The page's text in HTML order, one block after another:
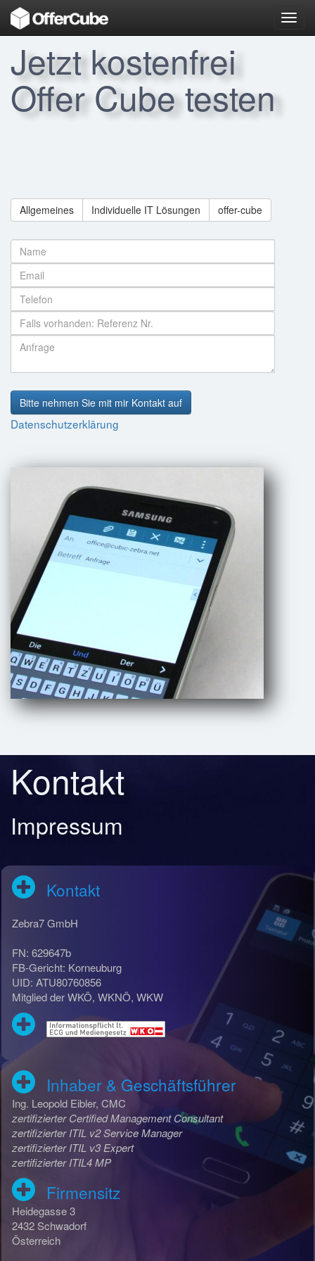
Jetzt kostenfrei
Offer Cube testen
Allgemeines Individuelle IT Lösungen offer-cube
Bitte nehmen Sie mit mir Kontakt auf
Datenschutzerklärung
Kontakt
Impressum
Kontakt
Zebra7 GmbH
FN: 629647b
FB-Gericht: Korneuburg
UID: ATU80760856
Mitglied der WKÖ, WKNÖ, WKW
Inhaber & Geschäftsführer
Ing. Leopold Eibler, CMC
zertifizierter Certified Management Consultant
zertifizierter ITIL v2 Service Manager
zertifizierter ITIL v3 Expert
zertifizierter ITIL4 MP
Firmensitz
Heidegasse 3
2432 Schwadorf
Österreich